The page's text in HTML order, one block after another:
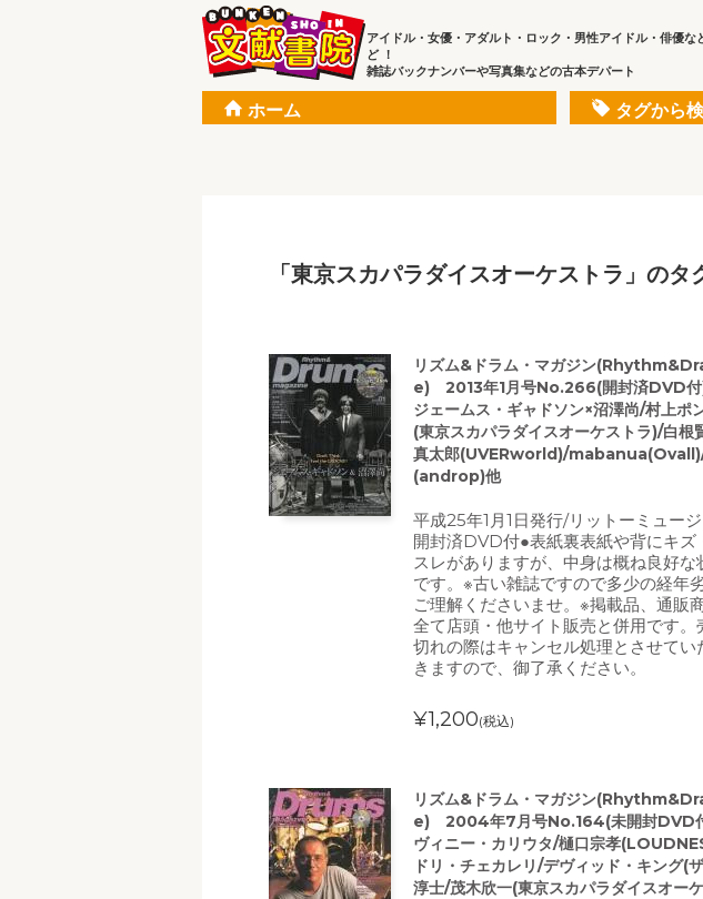
アイドル・女優・アダルト・ロック・男性アイドル・俳優な
ど ！
雑誌バックナンバーや写真集などの古本デパート
ホーム タグから
「東京スカパラダイスオーケストラ」のタ
リズム&ドラム・マガジン
e) 2013年1月号No.266(開封済DVD付
ジェームス・ギャドソン×沼澤尚/村上ポ
(東京スカパラダイスオーケストラ)/白
真太郎(UVERworld)/
(androp)他
平成25年1月1日発行/リットーミュー
開封済DVD付●表紙裏表紙や背にキズ
スレがありますが、中身は概ね良好な
です。※古い雑誌ですので多少の経年
ご理解くださいませ。※掲載品、通販
全て店頭・他サイト販売と併用です。
切れの際はキャンセル処理とさせてい
きますので、御了承ください。
¥1,200(税込)
リズム&ドラム・マガジン
e) 2004年7月号No.164(未開封DVD
ヴィニー・カリウタ/樋口宗孝
ドリ・チェカレリ/デヴィッド・キング(
淳士/茂木欣一(東京スカパラダイスオー